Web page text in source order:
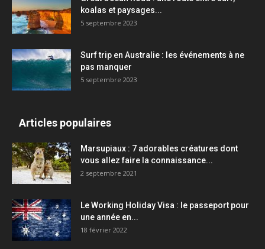
koalas et paysages...
5 septembre 2023
Surf trip en Australie : les événements à ne
pas manquer
5 septembre 2023
Articles populaires
Marsupiaux : 7 adorables créatures dont
vous allez faire la connaissance...
2 septembre 2021
Le Working Holiday Visa : le passeport pour
une année en...
18 février 2022